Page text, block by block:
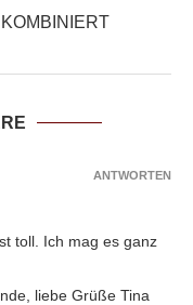
toll. Ich mag es ganz
liebe Grüße Tina
ANTWORTEN